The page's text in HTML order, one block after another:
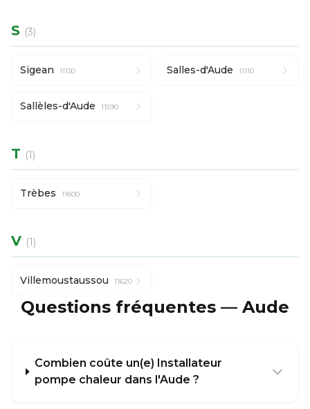
S (3)
Sigean 11130 Salles-d'Aude 11110
Sallèles-d'Aude 11590
T (1)
Trèbes 11800
V (1)
Villemoustaussou 11620
Questions fréquentes — Aude
Combien coûte un(e) Installateur
pompe chaleur dans l'Aude ?